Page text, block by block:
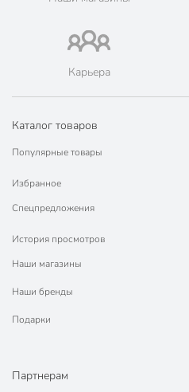
марок.
Карьера
Каталог товаров
Популярные товары
Избранное
Спецпредложения
История просмотров
Наши магазины
Наши бренды
Подарки
Партнерам